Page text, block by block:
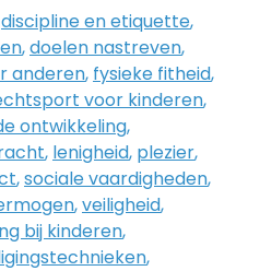
discipline en etiquette,
,doelen nastreven,
anderen, fysieke fitheid,
voor kinderen,
ontwikkeling,
, lenigheid, plezier,
,sociale vaardigheden,
,veiligheid,
bij kinderen,
,